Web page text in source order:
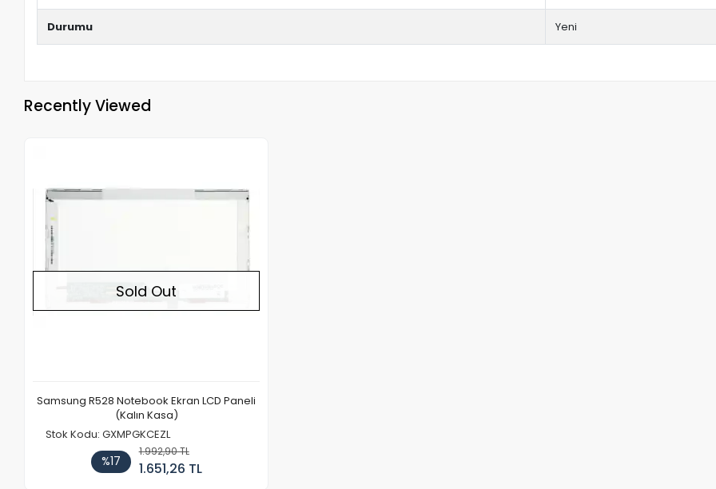
Durumu Yeni
Recently Viewed
Sold Out
Samsung R528 Notebook Ekran LCD Paneli
(Kalın Kasa)
Stok Kodu: GXMPGKCEZL
%17
1.992,90 TL
1.651,26 TL